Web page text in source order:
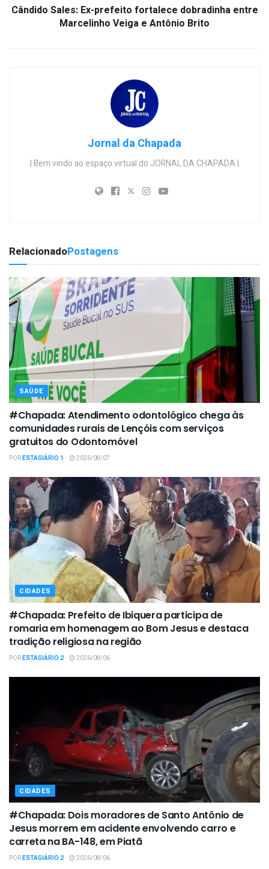
Cândido Sales: Ex-prefeito fortalece dobradinha entre
Marcelinho Veiga e Antônio Brito
Jornal da Chapada
| Bem vindo ao espaço virtual do JORNAL DA CHAPADA |
RelacionadoPostagens
SAÚDE
#Chapada: Atendimento odontológico chega às
comunidades rurais de Lençóis com serviços
gratuitos do Odontomóvel
PORESTAGIÁRIO 1 2026/08/07
CIDADES
#Chapada: Prefeito de Ibiquera participa de
romaria em homenagem ao Bom Jesus e destaca
tradição religiosa na região
PORESTAGIÁRIO 2 2026/08/06
CIDADES
#Chapada: Dois moradores de Santo Antônio de
Jesus morrem em acidente envolvendo carro e
carreta na BA-148, em Piatã
PORESTAGIÁRIO 2 2026/08/06